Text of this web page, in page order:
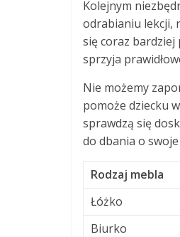
Kolejnym
odrabianiu lekcji,
się coraz
sprzyja
Nie możemy
pomoże dziecku
sprawdzą się
do dbania o swoje
Rodzaj mebla
Łóżko
Biurko